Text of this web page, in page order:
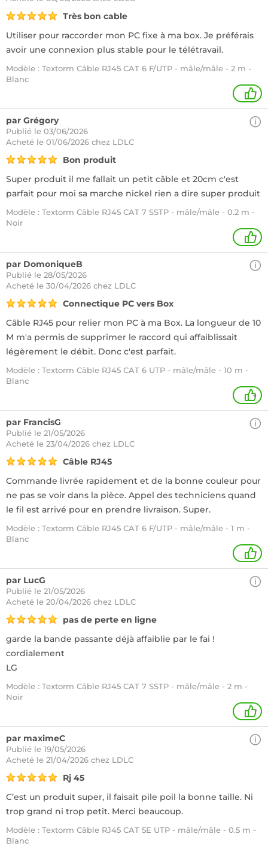
Très bon cable
Utiliser pour raccorder mon PC fixe à ma box. Je préférais
avoir une connexion plus stable pour le télétravail.
Modèle : Textorm Câble RJ45 CAT 6 F/UTP - mâle/mâle - 2 m -
Blanc
1
par Grégory
Publié le 03/06/2026
Acheté le 01/06/2026 chez LDLC
Bon produit
Super produit il me fallait un petit câble et 20cm c'est
parfait pour moi sa marche nickel rien a dire super produit
Modèle : Textorm Câble RJ45 CAT 7 SSTP - mâle/mâle - 0.2 m -
Noir
1
par DomoniqueB
Publié le 28/05/2026
Acheté le 30/04/2026 chez LDLC
Connectique PC vers Box
Câble RJ45 pour relier mon PC à ma Box. La longueur de 10
M m'a permis de supprimer le raccord qui affaiblissait
légèrement le débit. Donc c'est parfait.
Modèle : Textorm Câble RJ45 CAT 6 UTP - mâle/mâle - 10 m -
Blanc
+
par FrancisG
Publié le 21/05/2026
Acheté le 23/04/2026 chez LDLC
Câble RJ45
Commande livrée rapidement et de la bonne couleur pour
ne pas se voir dans la pièce. Appel des techniciens quand
le fil est arrivé pour en prendre livraison. Super.
Modèle : Textorm Câble RJ45 CAT 6 F/UTP - mâle/mâle - 1 m -
Blanc
1
par LucG
Publié le 21/05/2026
Acheté le 20/04/2026 chez LDLC
pas de perte en ligne
garde la bande passante déjà affaiblie par le fai !
cordialement
LG
Modèle : Textorm Câble RJ45 CAT 7 SSTP - mâle/mâle - 2 m -
Noir
1
par maximeC
Publié le 19/05/2026
Acheté le 21/04/2026 chez LDLC
Rj 45
C’est un produit super, il faisait pile poil la bonne taille. Ni
trop grand ni trop petit. Merci beaucoup.
Modèle : Textorm Câble RJ45 CAT 5E UTP - mâle/mâle - 0.5 m -
Blanc